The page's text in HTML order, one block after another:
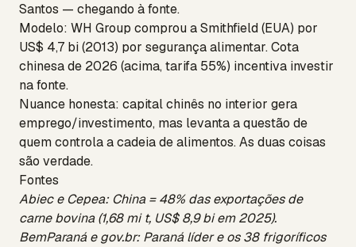
Santos — chegando à fonte.
Modelo: WH Group comprou a Smithfield (EUA) por
US$ 4,7 bi (2013) por segurança alimentar. Cota
chinesa de 2026 (acima, tarifa 55%) incentiva investir
na fonte.
Nuance honesta: capital chinês no interior gera
emprego/investimento, mas levanta a questão de
quem controla a cadeia de alimentos. As duas coisas
são verdade.
Fontes
Abiec e Cepea: China = 48% das exportações de
carne bovina (1,68 mi t, US$ 8,9 bi em 2025).
BemParaná e gov.br: Paraná líder e os 38 frigoríficos